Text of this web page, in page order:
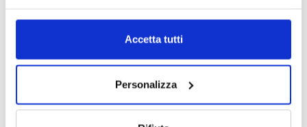
Accetta tutti
Personalizza
Assicurazioni. Dove la polizza contro le catastrofi è un